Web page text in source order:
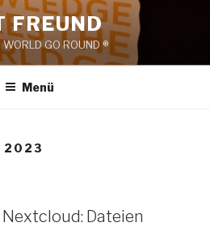
FREUND
GO ROUND ®
Menü
2023
Dateien